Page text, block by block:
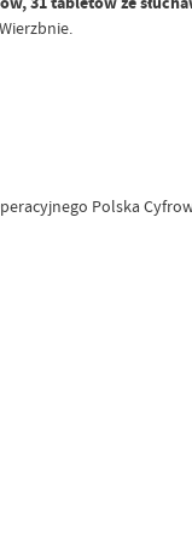
Polska